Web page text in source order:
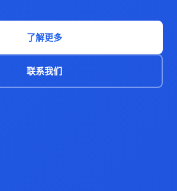
了解更多
联系我们